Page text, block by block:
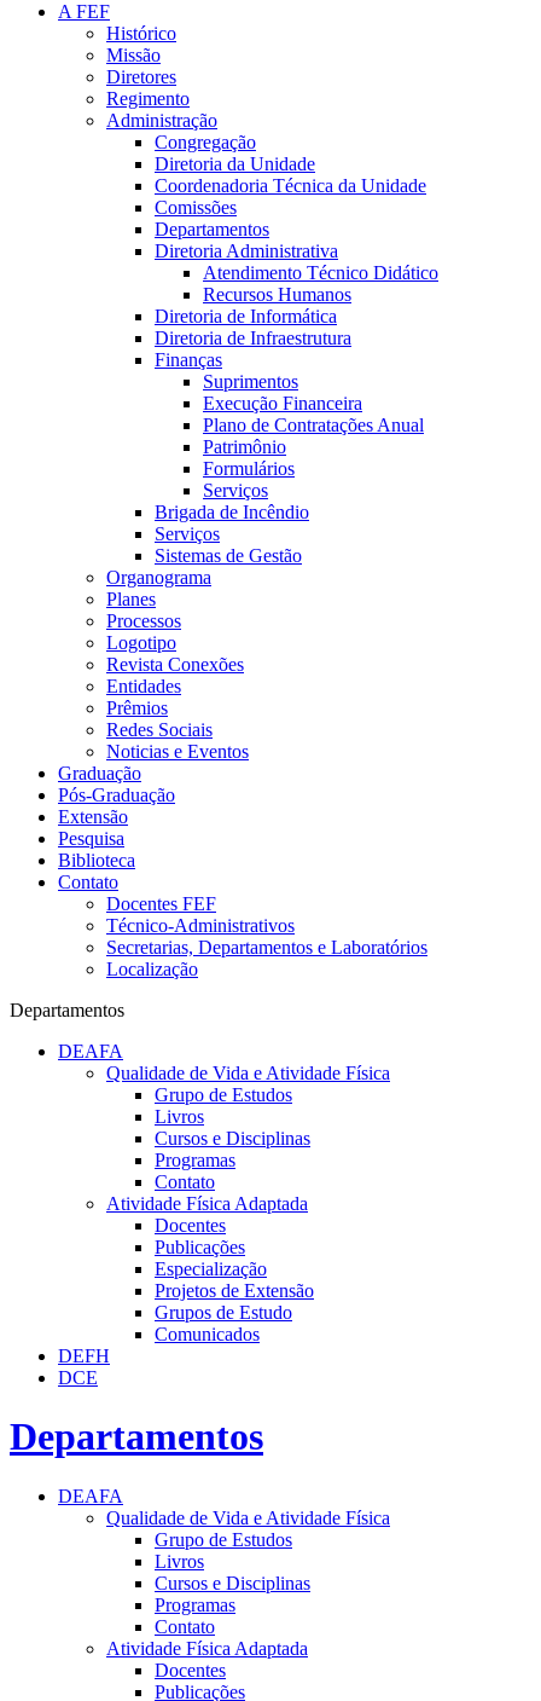
A FEF
Histórico
Missão
Diretores
Regimento
Administração
Congregação
Diretoria da Unidade
Coordenadoria Técnica da Unidade
Comissões
Departamentos
Diretoria Administrativa
Atendimento Técnico Didático
Recursos Humanos
Diretoria de Informática
Diretoria de Infraestrutura
Finanças
Suprimentos
Execução Financeira
Plano de Contratações Anual
Patrimônio
Formulários
Serviços
Brigada de Incêndio
Serviços
Sistemas de Gestão
Organograma
Planes
Processos
Logotipo
Revista Conexões
Entidades
Prêmios
Redes Sociais
Noticias e Eventos
Graduação
Pós-Graduação
Extensão
Pesquisa
Biblioteca
Contato
Docentes FEF
Técnico-Administrativos
Secretarias, Departamentos e Laboratórios
Localização
Departamentos
DEAFA
Qualidade de Vida e Atividade Física
Grupo de Estudos
Livros
Cursos e Disciplinas
Programas
Contato
Atividade Física Adaptada
Docentes
Publicações
Especialização
Projetos de Extensão
Grupos de Estudo
Comunicados
DEFH
DCE
Departamentos
DEAFA
Qualidade de Vida e Atividade Física
Grupo de Estudos
Livros
Cursos e Disciplinas
Programas
Contato
Atividade Física Adaptada
Docentes
Publicações